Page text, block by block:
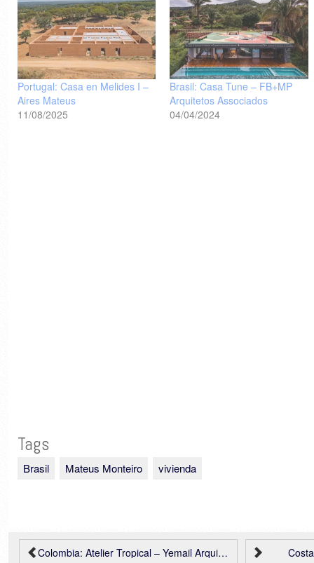
Portugal: Casa en Melides I –
Aires Mateus
11/08/2025
Brasil: Casa Tune – FB+MP
Arquitetos Associados
04/04/2024
Tags
Brasil Mateus Monteiro vivienda
Colombia: Atelier Tropical – Yemail Arquitectura